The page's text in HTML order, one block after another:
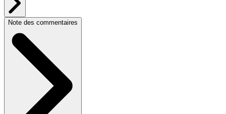
Note des commentaires